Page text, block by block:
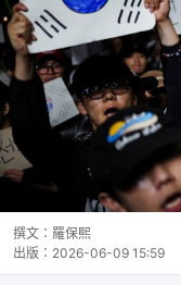
撰文： 羅保熙
出版： 2026-06-09 15:59